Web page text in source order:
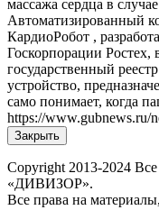
массажа сердца в
Автоматизированный
КардиоРобот ,
Госкорпорации Ростех,
государственный
устройство,
само понимает, когда
https://www.gubnews.ru/
Закрыть
Copyright 2013-2024
«ДИВИЗОР».
Все права на